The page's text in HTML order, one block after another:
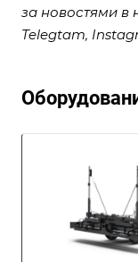
за новостями в
Telegtam,